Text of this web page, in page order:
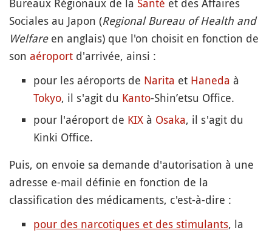
Sociales au Japon (Regional Bureau of Health and
Welfareen anglais) que l'on choisit en fonction de
son aéroport d'arrivée, ainsi :
pour les aéroports de Narita et Haneda à
Tokyo, il s'agit du Kanto-Shin’etsu Office.
pour l'aéroport de KIX à Osaka, il s'agit du
Kinki Office.
Puis, on envoie sa demande d'autorisation à une
adresse e-mail définie en fonction de la
classification des médicaments, c'est-à-dire :
pour des narcotiques et des stimulants, la